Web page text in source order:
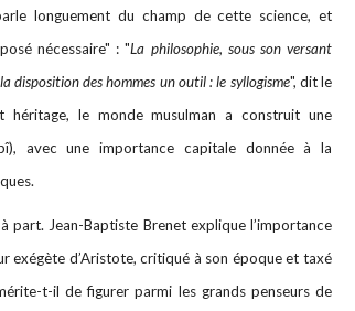
longuement du champ de cette science, et
nécessaire" : "La philosophie, sous son versant
des hommes un outil : le syllogisme", dit le
le monde musulman a construit une
avec une importance capitale donnée à la
part. Jean-Baptiste Brenet explique l’importance
exégète d’Aristote, critiqué à son époque et taxé
t-il de figurer parmi les grands penseurs de